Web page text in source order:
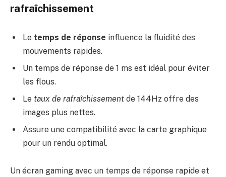
rafraîchissement
Le temps de réponse influence la fluidité des
mouvements rapides.
Un temps de réponse de 1 ms est idéal pour éviter
les flous.
Le taux de rafraîchissement de 144Hz offre des
images plus nettes.
Assure une compatibilité avec la carte graphique
pour un rendu optimal.
Un écran gaming avec un temps de réponse rapide et